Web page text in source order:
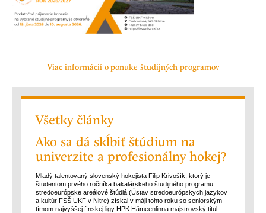
Viac informácií o ponuke študijných programov
Všetky články
Ako sa dá skĺbiť štúdium na
univerzite a profesionálny hokej?
Mladý talentovaný slovenský hokejista Filip Krivošík, ktorý je
študentom prvého ročníka bakalárskeho študijného programu
stredoeurópske areálové štúdiá (Ústav stredoeurópskych jazykov
a kultúr FSŠ UKF v Nitre) získal v máji tohto roku so seniorským
tímom najvyššej fínskej ligy HPK Hämeenlinna majstrovský titul